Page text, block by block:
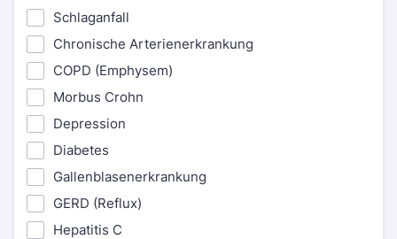
Schlaganfall
Chronische Arterienerkrankung
COPD (Emphysem)
Morbus Crohn
Depression
Diabetes
Gallenblasenerkrankung
GERD (Reflux)
Hepatitis C